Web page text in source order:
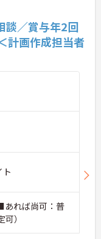
談／賞与年2回
計画作成担当者
れば尚可：普
）